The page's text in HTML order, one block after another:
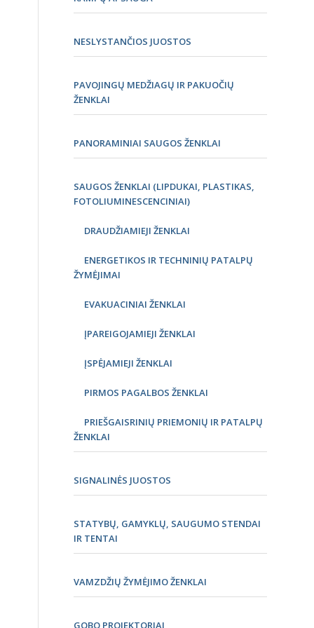
NESLYSTANČIOS JUOSTOS
PAVOJINGŲ MEDŽIAGŲ IR PAKUOČIŲ
ŽENKLAI
PANORAMINIAI SAUGOS ŽENKLAI
SAUGOS ŽENKLAI (LIPDUKAI, PLASTIKAS,
FOTOLIUMINESCENCINIAI)
DRAUDŽIAMIEJI ŽENKLAI
ENERGETIKOS IR TECHNINIŲ PATALPŲ
ŽYMĖJIMAI
EVAKUACINIAI ŽENKLAI
ĮPAREIGOJAMIEJI ŽENKLAI
ĮSPĖJAMIEJI ŽENKLAI
PIRMOS PAGALBOS ŽENKLAI
PRIEŠGAISRINIŲ PRIEMONIŲ IR PATALPŲ
ŽENKLAI
SIGNALINĖS JUOSTOS
STATYBŲ, GAMYKLŲ, SAUGUMO STENDAI
IR TENTAI
VAMZDŽIŲ ŽYMĖJIMO ŽENKLAI
GOBO PROJEKTORIAI